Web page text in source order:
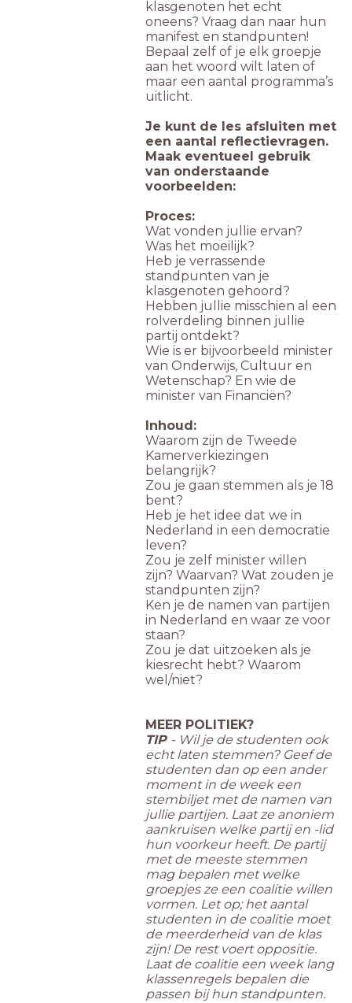
klasgenoten het echt
oneens? Vraag dan naar hun
manifest en standpunten!
Bepaal zelf of je elk groepje
aan het woord wilt laten of
maar een aantal programma’s
uitlicht.
Je kunt de les afsluiten met
een aantal reflectievragen.
Maak eventueel gebruik
van onderstaande
voorbeelden:
Proces:
Wat vonden jullie ervan?
Was het moeilijk?
Heb je verrassende
standpunten van je
klasgenoten gehoord?
Hebben jullie misschien al een
rolverdeling binnen jullie
partij ontdekt?
Wie is er bijvoorbeeld minister
van Onderwijs, Cultuur en
Wetenschap? En wie de
minister van Financiën?
Inhoud:
Waarom zijn de Tweede
Kamerverkiezingen
belangrijk?
Zou je gaan stemmen als je 18
bent?
Heb je het idee dat we in
Nederland in een democratie
leven?
Zou je zelf minister willen
zijn? Waarvan? Wat zouden je
standpunten zijn?
Ken je de namen van partijen
in Nederland en waar ze voor
staan?
Zou je dat uitzoeken als je
kiesrecht hebt? Waarom
wel/niet?
MEER POLITIEK?
TIP - Wil je de studenten ook
echt laten stemmen? Geef de
studenten dan op een ander
moment in de week een
stembiljet met de namen van
jullie partijen. Laat ze anoniem
aankruisen welke partij en -lid
hun voorkeur heeft. De partij
met de meeste stemmen
mag bepalen met welke
groepjes ze een coalitie willen
vormen. Let op; het aantal
studenten in de coalitie moet
de meerderheid van de klas
zijn! De rest voert oppositie.
Laat de coalitie een week lang
klassenregels bepalen die
passen bij hun standpunten.